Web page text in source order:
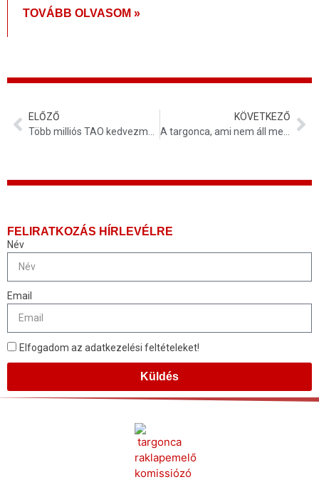
TOVÁBB OLVASOM »
ELŐZŐ
KÖVETKEZŐ
FELIRATKOZÁS HÍRLEVÉLRE
Név
Email
Elfogadom az adatkezelési feltételeket!
Küldés